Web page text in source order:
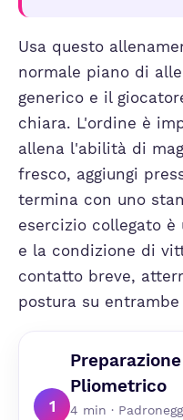
Usa questo
normale piano di
generico e il
chiara. L'ordine è
allena l'abilità di
fresco, aggiungi
termina con uno
esercizio collegato è
e la condizione di
contatto breve,
postura su entrambe
1
Pliometrico
4 min ·